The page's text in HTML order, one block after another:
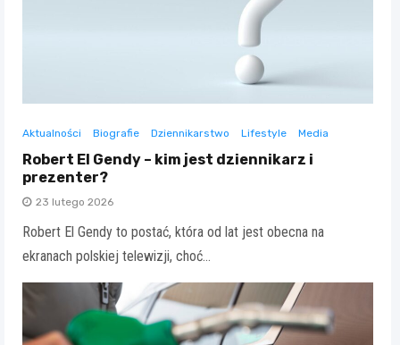
Aktualności Biografie Dziennikarstwo Lifestyle Media
Robert El Gendy – kim jest dziennikarz i
prezenter?
23 lutego 2026
Robert El Gendy to postać, która od lat jest obecna na
ekranach polskiej telewizji, choć…